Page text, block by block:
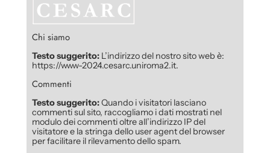
Chi siamo
Testo suggerito: L’indirizzo del nostro sito web è:
https://www-2024.cesarc.uniroma2.it.
Commenti
Testo suggerito:Quando i visitatori lasciano
commenti sul sito, raccogliamo i dati mostrati nel
modulo dei commenti oltre all’indirizzo IP del
visitatore e la stringa dello user agent del browser
per facilitare il rilevamento dello spam.